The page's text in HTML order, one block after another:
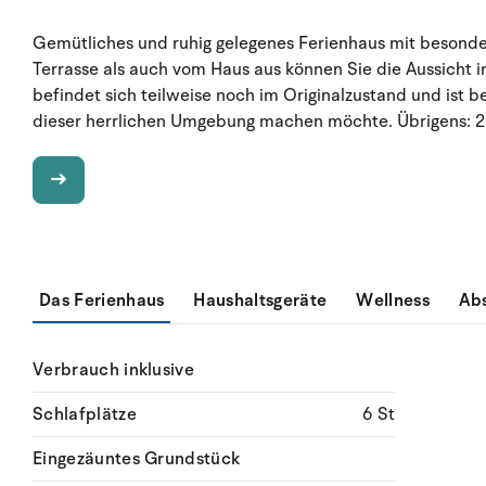
Gemütliches und ruhig gelegenes Ferienhaus mit
Terrasse als auch vom Haus aus können Sie die Aussicht
befindet sich teilweise noch im Originalzustand und ist
dieser herrlichen Umgebung machen möchte. Übrigens:
Das Ferienhaus Haushaltsgeräte Wellness
Verbrauch inklusive
Schlafplätze
6 St
Eingezäuntes Grundstück